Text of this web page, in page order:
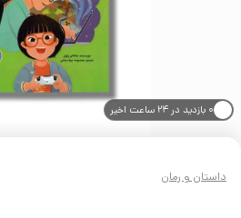
۰ بازدید در ۲۴ ساعت اخیر
داستان و رمان